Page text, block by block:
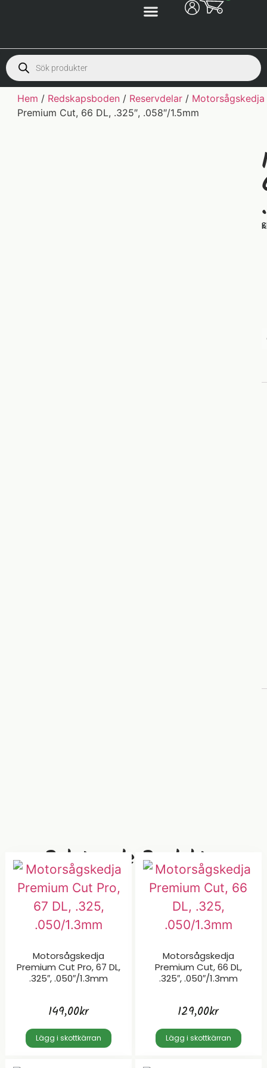
Hem / Redskapsboden / Reservdelar / Motorsågskedja
Premium Cut, 66 DL, .325″, .058″/1.5mm
Relaterade Produkter
Motorsågskedja
Premium Cut Pro, 67 DL,
.325″, .050″/1.3mm
149,00kr
Lägg i skottkärran
Motorsågskedja
Premium Cut, 66 DL,
.325″, .050″/1.3mm
129,00kr
Lägg i skottkärran